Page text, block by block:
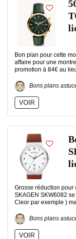
Bon plan pour cette
affaire pour une
promotion à 84€ au
Bons plans
VOIR
Grosse réduction pour
SKAGEN SKW6082
Cleor par exemple )
Bons plans
VOIR